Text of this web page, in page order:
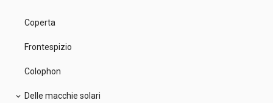
Coperta
Frontespizio
Colophon
expand_more Delle macchie solari